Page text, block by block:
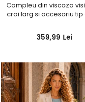
Compleu din viscoza
croi larg si accesoriu tip
359,99 Lei